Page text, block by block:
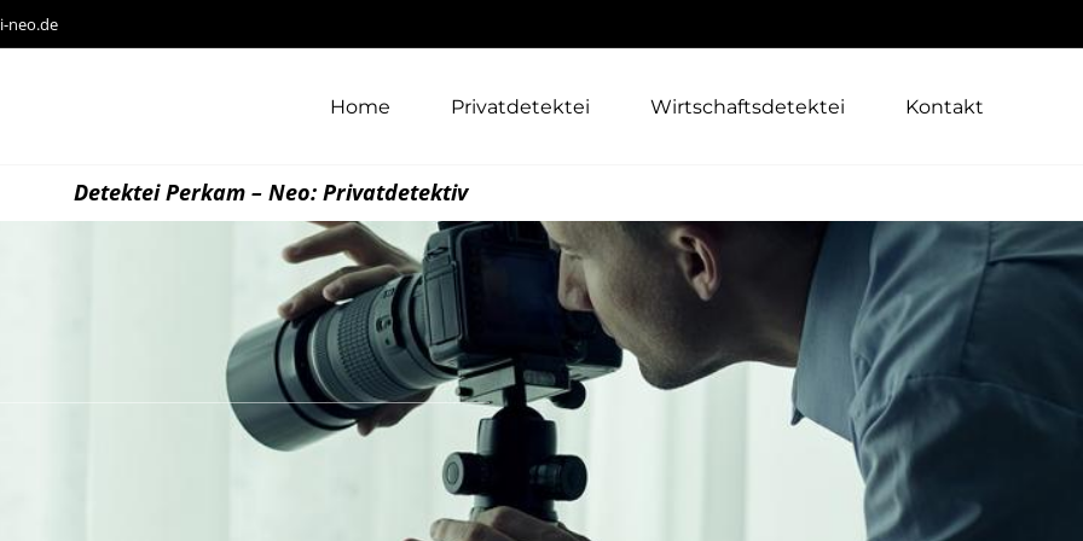
neo.de
Home Privatdetektei Wirtschaftsdetektei Kontakt
Detektei Perkam – Neo: Privatdetektiv